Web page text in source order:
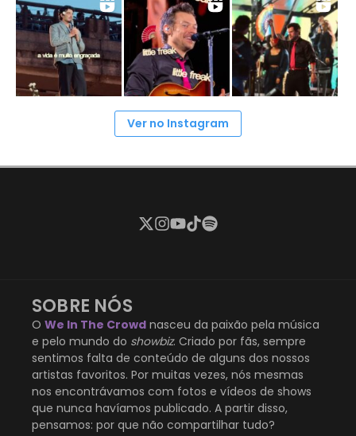
Ver no Instagram
SOBRE NÓS
O We In The Crowd nasceu da paixão pela música
e pelo mundo do showbiz. Criado por fãs, sempre
sentimos falta de conteúdo de alguns dos nossos
artistas favoritos. Por muitas vezes, nós mesmas
nos encontrávamos com fotos e vídeos de shows
que nunca havíamos publicado. A partir disso,
pensamos: por que não compartilhar tudo?